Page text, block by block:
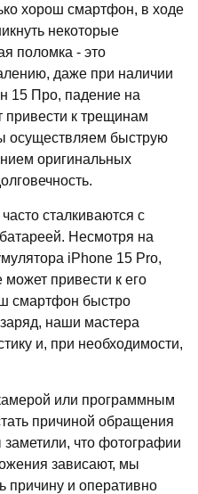
хорош смартфон, в ходе
некоторые
поломка - это
даже при наличии
15 Про, падение на
привести к трещинам
осуществляем быструю
оригинальных
сталкиваются с
Несмотря на
iPhone 15 Pro,
привести к его
смартфон быстро
наши мастера
и, при необходимости,
или программным
причиной обращения
что фотографии
зависают, мы
и оперативно